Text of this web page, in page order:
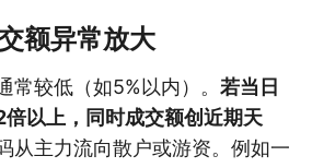
额异常放大
常较低（如5%以内）。 若当日
以上，同时成交额创近期天
从主力流向散户或游资。例如一